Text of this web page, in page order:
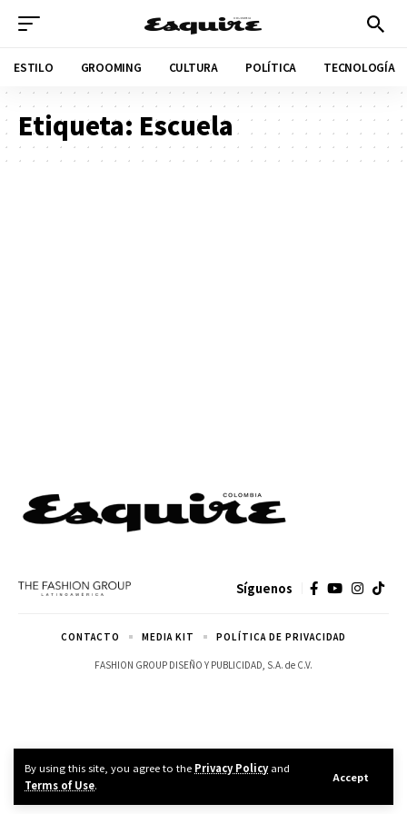
By using this site, you agree to the Privacy Policyand
Terms of Use.
Accept
ESTILO GROOMING CULTURA POLÍTICA TECNOLOGÍA
Etiqueta: Escuela
Síguenos
FASHION GROUP DISEÑO Y PUBLICIDAD, S.A. de C.V.
CONTACTO MEDIA KIT POLÍTICA DE PRIVACIDAD